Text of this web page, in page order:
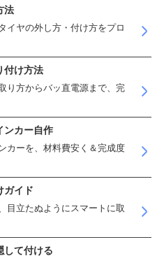
法
イヤの外し方・付け方をプロ
付け方法
り方からバッ直電源まで、完
ンカー自作
カーを、材料費安く＆完成度
ガイド
目立たぬようにスマートに取
して付ける